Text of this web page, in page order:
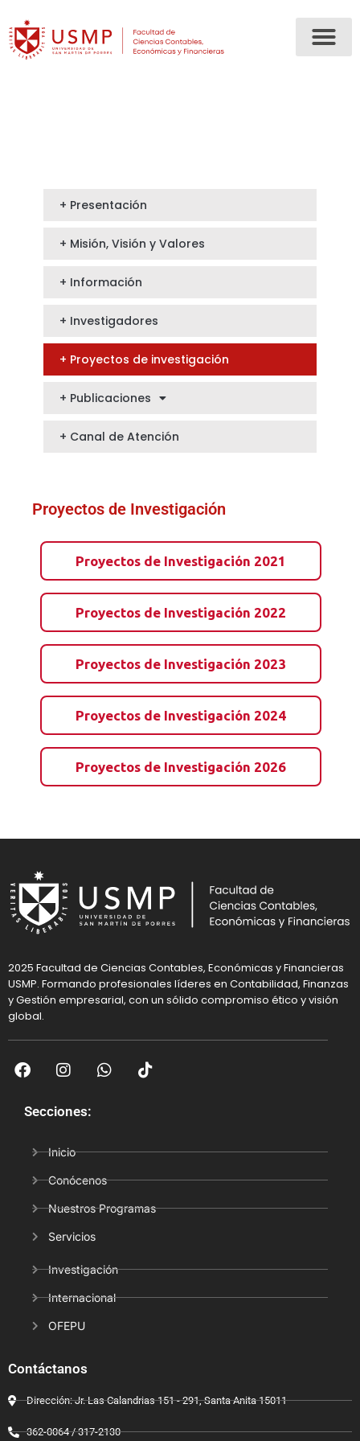
+ Presentación
+ Misión, Visión y Valores
+ Información
+ Investigadores
+ Proyectos de investigación
+ Publicaciones
+ Canal de Atención
Proyectos de Investigación
Proyectos de Investigación 2021
Proyectos de Investigación 2022
Proyectos de Investigación 2023
Proyectos de Investigación 2024
Proyectos de Investigación 2026
2025 Facultad de Ciencias Contables, Económicas y Financieras
USMP. Formando profesionales líderes en Contabilidad, Finanzas
y Gestión empresarial, con un sólido compromiso ético y visión
global.
Secciones:
Inicio
Conócenos
Nuestros Programas
Servicios
Investigación
Internacional
OFEPU
Contáctanos
Dirección: Jr. Las Calandrias 151 - 291, Santa Anita 15011
362-0064 / 317-2130